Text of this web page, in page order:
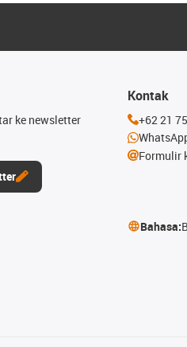
ke newsletter
Kontak
+62 21
Formulir
Bahasa: